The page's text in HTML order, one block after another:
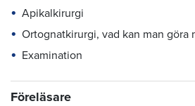
Apikalkirurgi
Ortognatkirurgi, vad kan man göra
Examination
Föreläsare